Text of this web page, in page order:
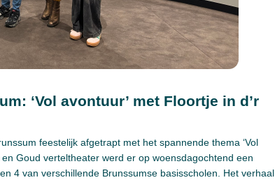
‘Vol avontuur’ met Floortje in d’r
feestelijk afgetrapt met het spannende thema ‘Vol
Goud verteltheater werd er op woensdagochtend een
4 van verschillende Brunssumse basisscholen. Het verhaal